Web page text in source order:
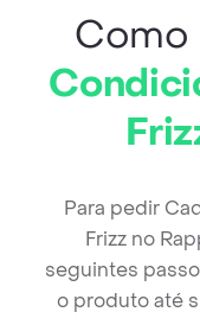
Como
Para pedir
Frizz no
seguintes
o produto até